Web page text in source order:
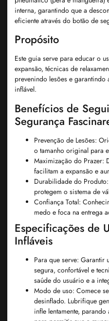
interna, garantindo que a
eficiente através do botão de
Propósito
Este guia serve para educar o
expansão, técnicas de
prevenindo lesões e
inflável.
Benefícios de
Segurança
Prevenção de Lesões:
o tamanho original para
Maximização do Prazer:
facilitam a expansão e
Durabilidade do Produto:
protegem o sistema de
Confiança Total:
medo e foca na entrega
Especificações de
Infláveis
Para que serve: Garantir
segura, confortável e
saúde do usuário e a
Modo de uso: Comece
desinflado. Lubrifique
infle lentamente,